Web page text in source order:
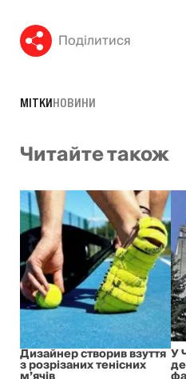
Поділитися
МІТКИНОВИНИ
Читайте також
Дизайнер створив взуття
з розрізаних тенісних
У